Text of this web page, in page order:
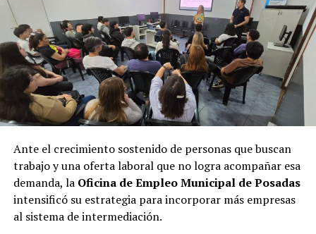
Ante el crecimiento sostenido de personas que buscan
trabajo y una oferta laboral que no logra acompañar esa
demanda, la Oficina de Empleo Municipal de Posadas
intensificó su estrategia para incorporar más empresas
al sistema de intermediación.